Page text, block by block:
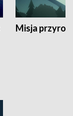
Misja